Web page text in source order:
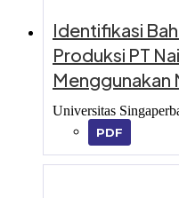
Identifikasi
Produksi PT
Menggunakan
Universitas
PDF